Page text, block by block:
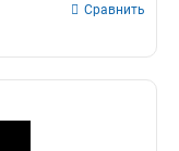
Сравнить